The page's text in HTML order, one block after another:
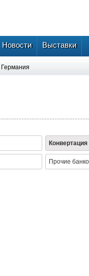
Новости Выставки
Германия
Конвертация
Прочие